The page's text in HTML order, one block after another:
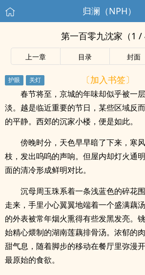
归澜（NPH）
第一百零九沈家（1 /
上一章 目录 封面
〔加入书签〕
春节将至，京城的年味却似乎被一
淡。越是临近重要的节日，某些区域反
的平静。西郊的沉家小楼，便是如此。
傍晚时分，天色早早暗了下来，寒
枝，发出呜呜的声响。但屋内却灯火通
面的清冷形成鲜明对比。
沉母周玉珠系着一条浅蓝色的碎花
走来，手里小心翼翼地端着一个盛满藕
的外表被常年烟火熏得有些发黑发亮。
始精心煨制的湖南莲藕排骨汤。浓郁的
甜气息，随着脚步的移动在餐厅里弥漫
最原始的食欲。